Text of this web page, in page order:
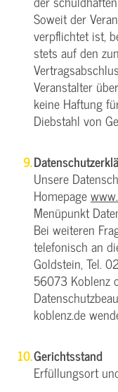
Soweit der
verpflichtet ist,
stets auf den
Veranstalter
keine Haftung
Diebstahl von
Unsere
Homepage
Menüpunkt
Bei weiteren
telefonisch an
Goldstein, Tel.
56073 Koblenz
koblenz.de
Gerichtsstand
Erfüllungsort